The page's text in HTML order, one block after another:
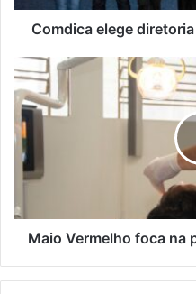
Comdica elege
Maio Vermelho foca na